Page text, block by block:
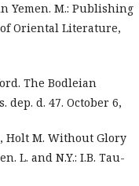
Yemen. M.: Publishing
Oriental Literature,
The Bodleian
dep. d. 47. October 6,
Holt M. Without Glory
L. and N.Y.: I.B. Tau-